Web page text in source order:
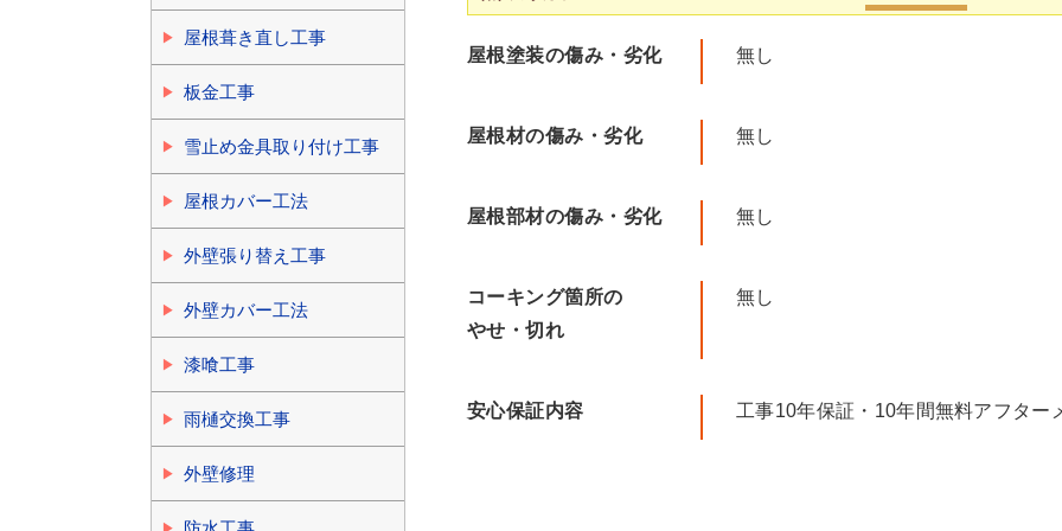
屋根塗装の傷み・劣化 無し
屋根材の傷み・劣化 無し
屋根部材の傷み・劣化 無し
コーキング箇所の
やせ・切れ
無し
安心保証内容 工事10年保証・10年間無料アフター
屋根葺き直し工事
板金工事
雪止め金具取り付け工事
屋根カバー工法
外壁張り替え工事
外壁カバー工法
漆喰工事
雨樋交換工事
外壁修理